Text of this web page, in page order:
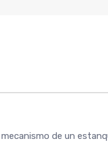
mecanismo de un